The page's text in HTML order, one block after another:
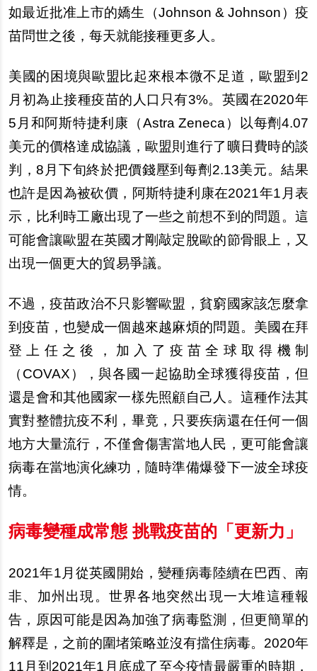
如最近批准上市的嬌生（Johnson & Johnson）疫
苗問世之後， 每天就能接種更多人。
美國的困境與歐盟比起來根本微不足道，歐盟到2
月初為止接種疫苗的人口只有3%。英國在2020年
5月和阿斯特捷利康（Astra Zeneca）以每劑4.07
美元的價格達成協議，歐盟則進行了曠日費時的談
判，8月下旬終於把價錢壓到每劑2.13美元。結果
也許是因為被砍價，阿斯特捷利康在2021年1月表
示，比利時工廠出現了一些之前想不到的問題。這
可能會讓歐盟在英國才剛敲定 脫歐的節骨眼上，又
出現一個更大的貿易爭議。
不過，疫苗政治不只影響歐盟，貧窮國家該怎麼拿
到疫苗，也變成一個越來越麻煩的問題。美國在拜
登上任之後，加入了疫苗全球取得機制
（COVAX），與各國一起協助全球獲得疫苗，但
還是會和其他國家一樣先照顧自己人。這種作法其
實對整體抗疫不利，畢竟，只要疾病還在任何一個
地方大量流行，不僅會傷害當地人民，更可能會讓
病毒在當地演化練功，隨時準備爆發下一波全球疫
情。
病毒變種成常態 挑戰疫苗的「更新力」
2021年1月從英國開始，變種病毒陸續在巴西、南
非、加州出現。世界各地突然出現一大堆這種報
告，原因可能是因為加強了病毒監測，但更簡單的
解釋是，之前的圍堵策略並沒有擋住病毒。2020年
11月到2021年1月底成了至今疫情最嚴重的時期，